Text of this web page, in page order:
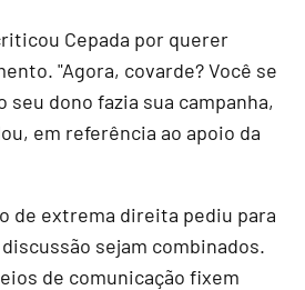
Cepada por querer
"Agora, covarde? Você se
seu dono fazia sua campanha,
em referência ao apoio da
de extrema direita pediu para
sejam combinados.
de comunicação fixem